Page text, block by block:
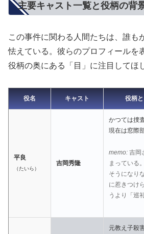
主要キャスト一覧と役柄の背
この事件に関わる人間たちは、誰も
怯えている。彼らのプロフィールを
役柄の奥にある「目」に注目してほ
役名 キャスト 役柄
平良
（たいら）
吉岡秀隆
かつては捜
現在は窓際
memo: 吉岡
まっている
そうになり
に惹きつけ
うより「巡
元教え子殺